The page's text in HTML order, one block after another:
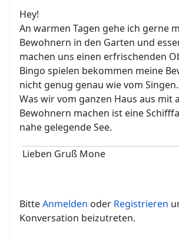
Hey!
An warmen Tagen gehe ich gerne
Bewohnern in den Garten und
machen uns einen erfrischenden
Bingo spielen bekommen meine
nicht genug genau wie vom Singen.
Was wir vom ganzen Haus aus mit
Bewohnern machen ist eine
nahe gelegende See.
Lieben Gruß Mone
BitteAnmelden oder Registrieren
Konversation beizutreten.